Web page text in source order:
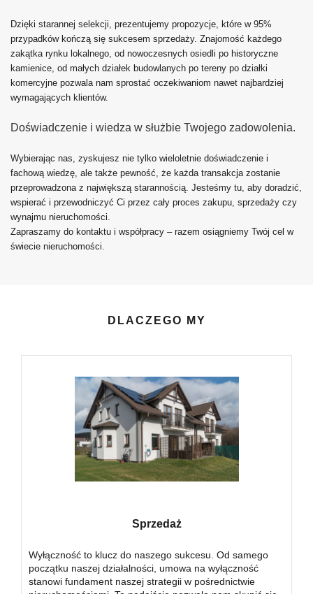
Dzięki starannej selekcji, prezentujemy propozycje, które w 95%
przypadków kończą się sukcesem sprzedaży. Znajomość każdego
zakątka rynku lokalnego, od nowoczesnych osiedli po historyczne
kamienice, od małych działek budowlanych po tereny po działki
komercyjne pozwala nam sprostać oczekiwaniom nawet najbardziej
wymagających klientów.
Doświadczenie i wiedza w służbie Twojego zadowolenia.
Wybierając nas, zyskujesz nie tylko wieloletnie doświadczenie i
fachową wiedzę, ale także pewność, że każda transakcja zostanie
przeprowadzona z największą starannością. Jesteśmy tu, aby doradzić,
wspierać i przewodniczyć Ci przez cały proces zakupu, sprzedaży czy
wynajmu nieruchomości.
Zapraszamy do kontaktu i współpracy – razem osiągniemy Twój cel w
świecie nieruchomości.
DLACZEGO MY
Sprzedaż
Wyłączność to klucz do naszego sukcesu. Od samego
początku naszej działalności, umowa na wyłączność
stanowi fundament naszej strategii w pośrednictwie